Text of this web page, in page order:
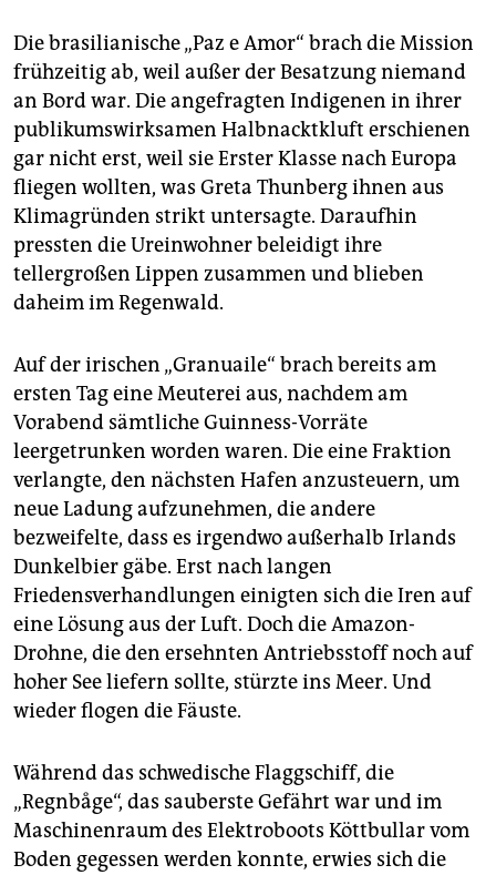
Die brasilianische „Paz e Amor“ brach die Mission
frühzeitig ab, weil außer der Besatzung niemand
an Bord war. Die angefragten Indigenen in ihrer
publikumswirksamen Halbnacktkluft erschienen
gar nicht erst, weil sie Erster Klasse nach Europa
fliegen wollten, was Greta Thunberg ihnen aus
Klimagründen strikt untersagte. Daraufhin
pressten die Ureinwohner beleidigt ihre
tellergroßen Lippen zusammen und blieben
daheim im Regenwald.
Auf der irischen „Granuaile“ brach bereits am
ersten Tag eine Meuterei aus, nachdem am
Vorabend sämtliche Guinness-Vorräte
leergetrunken worden waren. Die eine Fraktion
verlangte, den nächsten Hafen anzusteuern, um
neue Ladung aufzunehmen, die andere
bezweifelte, dass es irgendwo außerhalb Irlands
Dunkelbier gäbe. Erst nach langen
Friedensverhandlungen einigten sich die Iren auf
eine Lösung aus der Luft. Doch die Amazon-
Drohne, die den ersehnten Antriebsstoff noch auf
hoher See liefern sollte, stürzte ins Meer. Und
wieder flogen die Fäuste.
Während das schwedische Flaggschiff, die
„Regnbåge“, das sauberste Gefährt war und im
Maschinenraum des Elektroboots Köttbullar vom
Boden gegessen werden konnte, erwies sich die